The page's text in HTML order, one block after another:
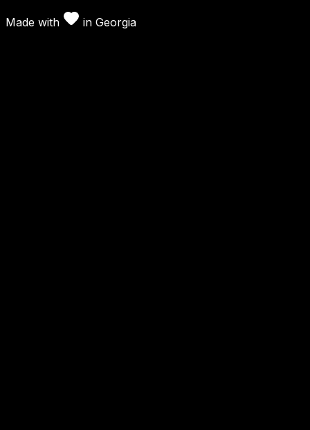
Made with in Georgia